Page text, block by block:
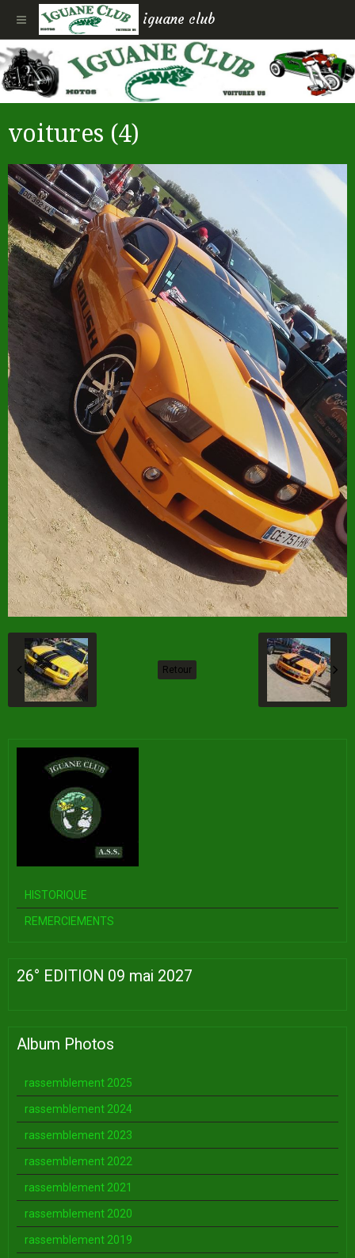
iguane club
voitures (4)
Retour
HISTORIQUE
REMERCIEMENTS
26° EDITION 09 mai 2027
Album Photos
rassemblement 2025
rassemblement 2024
rassemblement 2023
rassemblement 2022
rassemblement 2021
rassemblement 2020
rassemblement 2019